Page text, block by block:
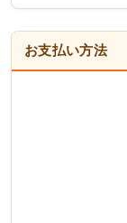
お支払い方法